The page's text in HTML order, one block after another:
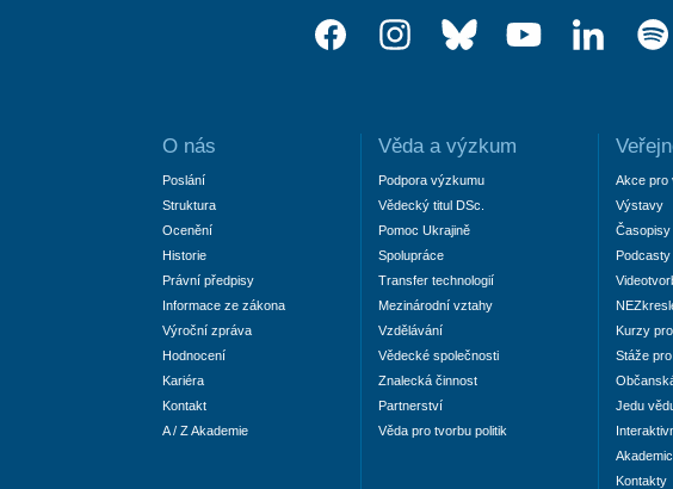
O nás
Poslání
Struktura
Ocenění
Historie
Právní předpisy
Informace ze zákona
Výroční zpráva
Hodnocení
Kariéra
Kontakt
A / Z Akademie
Věda a výzkum
Podpora výzkumu
Vědecký titul DSc.
Pomoc Ukrajině
Spolupráce
Transfer technologií
Mezinárodní vztahy
Vzdělávání
Vědecké společnosti
Znalecká činnost
Partnerství
Věda pro tvorbu politik
Akce pro
Výstavy
Časopisy
Podcasty
Kurzy
Stáže
Jedu
Kontakty